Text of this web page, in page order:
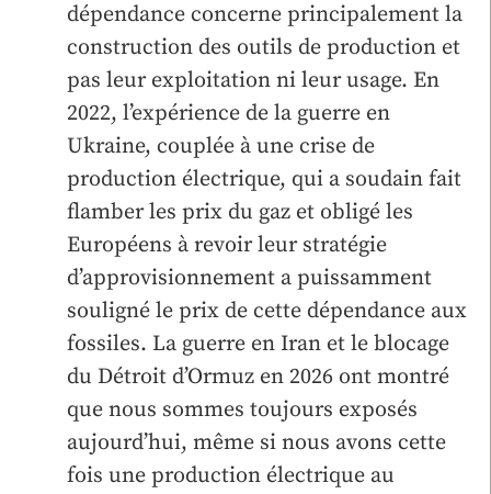
dépendance concerne principalement la
construction des outils de production et
pas leur exploitation ni leur usage. En
2022, l’expérience de la guerre en
Ukraine, couplée à une crise de
production électrique, qui a soudain fait
flamber les prix du gaz et obligé les
Européens à revoir leur stratégie
d’approvisionnement a puissamment
souligné le prix de cette dépendance aux
fossiles. La guerre en Iran et le blocage
du Détroit d’Ormuz en 2026 ont montré
que nous sommes toujours exposés
aujourd’hui, même si nous avons cette
fois une production électrique au